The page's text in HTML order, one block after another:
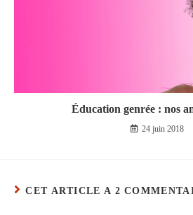
Éducation genrée : nos
24 juin 2018
CET ARTICLE A 2